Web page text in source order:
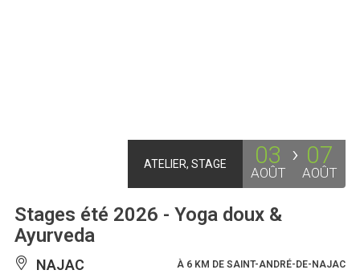
ATELIER, STAGE 03
AOÛT
07
AOÛT
Stages été 2026 - Yoga doux &
Ayurveda
NAJAC À 6 KM DE SAINT-ANDRÉ-DE-NAJAC